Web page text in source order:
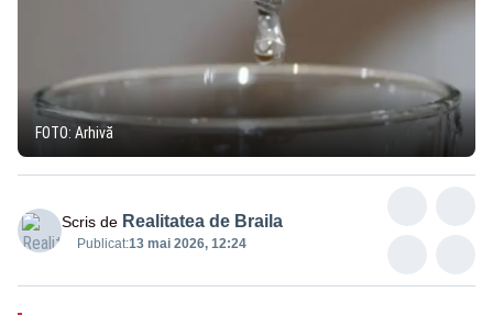
FOTO: Arhivă
Scris de Realitatea de Braila
Publicat:13 mai 2026, 12:24